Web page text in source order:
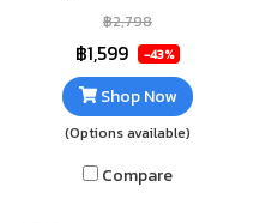
รวดเร็ว กระจกนิรภัยหนา 7mm เส
ริมฟอยกันความร้อนใต้กระจก
ทำความสะอาดง่าย
฿2,798
฿1,599 -43%
Shop Now
(Options available)
Compare